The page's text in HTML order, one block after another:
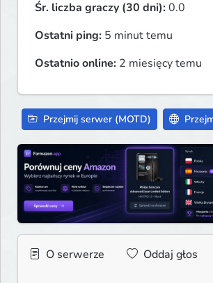
Śr. liczba graczy (30 dni):0.0
Ostatni ping: 5 minut temu
Ostatnio online: 2 miesięcy temu
Przejmij serwer (MOTD)
O serwerze Oddaj głos